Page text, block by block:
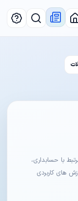
با حسابداری،
های کاربردی